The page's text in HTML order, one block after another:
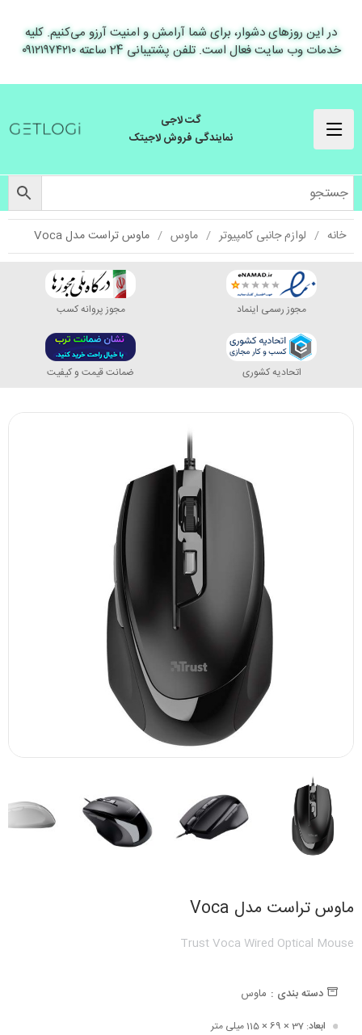
در این روزهای دشوار، برای شما آرامش و امنیت آرزو می‌کنیم. کلیه
خدمات وب سایت فعال است. تلفن پشتیبانی 24 ساعته ۰۹۱۲۱۹۷۴۲۱۰
گت لاجی
نمایندگی فروش لاجیتک
خانه لوازم جانبی کامپیوتر ماوس ماوس تراست مدل Voca
مجوز رسمی اینماد
اتحادیه کشوری
مجوز پروانه کسب
ضمانت قیمت و کیفیت
ماوس تراست مدل Voca
Trust Voca Wired Optical Mouse
دسته بندی : ماوس
ابعاد: 37 × 69 × 115 میلی متر